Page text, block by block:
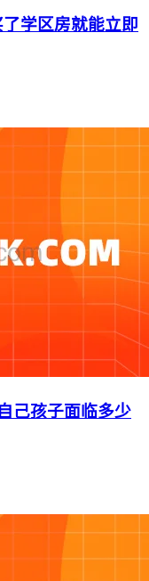
学区房就能立即
己孩子面临多少